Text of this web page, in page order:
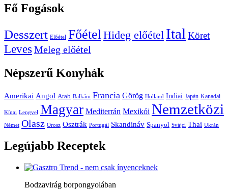
Fő Fogások
Desszert Előétel Főétel Hideg előétel Ital Köret
Leves Meleg előétel
Népszerű Konyhák
Amerikai Angol Arab Balkáni Francia Görög Holland Indiai Japán Kanadai
Kínai Lengyel Magyar Mediterrán Mexikói Nemzetközi
Német Olasz Orosz Osztrák Portugál Skandináv Spanyol Svájci Thai Ukrán
Legújabb Receptek
Bodzavirág borpongyolában